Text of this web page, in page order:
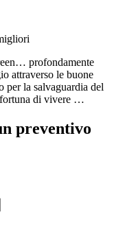
profondamente
attraverso le buone
per la salvaguardia del
fortuna di vivere …
preventivo